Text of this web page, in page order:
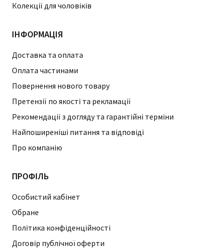
Колекції для чоловіків
ІНФОРМАЦІЯ
Доставка та оплата
Оплата частинами
Повернення нового товару
Претензії по якості та рекламації
Рекомендації з догляду та гарантійні терміни
Найпоширеніші питання та відповіді
Про компанію
ПРОФІЛЬ
Особистий кабінет
Обране
Політика конфіденційності
Договір публічної оферти